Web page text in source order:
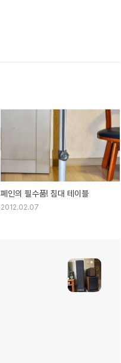
폐인의 필수품! 침대 테이블
2012.02.07